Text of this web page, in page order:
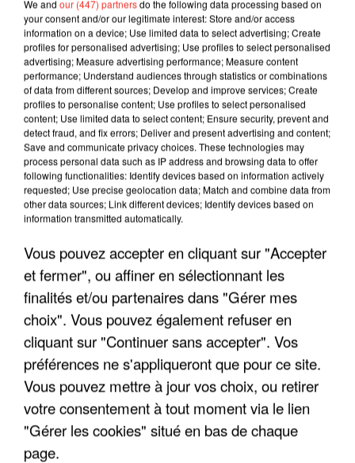
LES INTERVIEWS CHANTE
FRANCE
Voir plus
"JE SUIS À DISPOSITION DES
ENFOIRÉS"
"ON A TOUS LE TRAC"
We and our (447) partnersdo the following data processing based on
your consent and/or our legitimate interest: Store and/or access
information on a device; Use limited data to select advertising; Create
profiles for personalised advertising; Use profiles to select personalised
advertising; Measure advertising performance; Measure content
performance; Understand audiences through statistics or combinations
of data from different sources; Develop and improve services; Create
profiles to personalise content; Use profiles to select personalised
content; Use limited data to select content; Ensure security, prevent and
detect fraud, and fix errors; Deliver and present advertising and content;
Save and communicate privacy choices. These technologies may
process personal data such as IP address and browsing data to offer
following functionalities: Identify devices based on information actively
requested; Use precise geolocation data; Match and combine data from
other data sources; Link different devices; Identify devices based on
information transmitted automatically.
Vous pouvez accepter en cliquant sur "Accepter
et fermer", ou affiner en sélectionnant les
finalités et/ou partenaires dans "Gérer mes
choix". Vous pouvez également refuser en
cliquant sur "Continuer sans accepter". Vos
préférences ne s'appliqueront que pour ce site.
Vous pouvez mettre à jour vos choix, ou retirer
votre consentement à tout moment via le lien
"Gérer les cookies" situé en bas de chaque
page.